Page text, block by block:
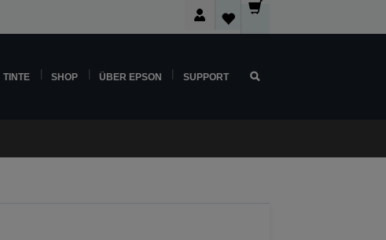
TINTE SHOP ÜBER EPSON SUPPORT